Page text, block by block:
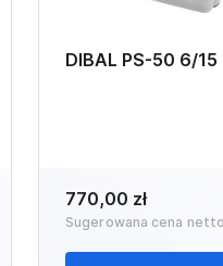
DIBAL PS-50 6/15
770,00 zł
Sugerowana cena